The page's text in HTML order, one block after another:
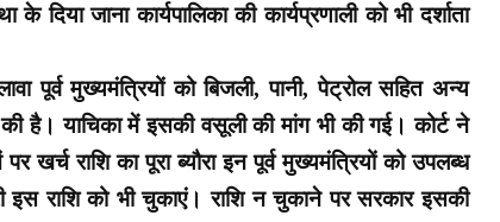
के दिया जाना कार्यपालिका की कार्यप्रणाली को भी दर्शाता
पूर्व मुख्यमंत्रियों को बिजली, पानी, पेट्रोल सहित अन्य
है। याचिका में इसकी वसूली की मांग भी की गई। कोर्ट ने
खर्च राशि का पूरा ब्यौरा इन पूर्व मुख्यमंत्रियों को उपलब्ध
राशि को भी चुकाएं। राशि न चुकाने पर सरकार इसकी